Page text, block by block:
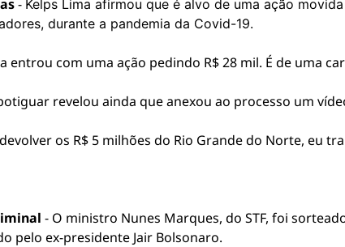
- Kelps Lima afirmou que é alvo de uma ação
durante a pandemia da Covid-19.
entrou com uma ação pedindo R$ 28 mil. É de uma
revelou ainda que anexou ao processo um
os R$ 5 milhões do Rio Grande do Norte, eu
- O ministro Nunes Marques, do STF, foi
pelo ex-presidente Jair Bolsonaro.